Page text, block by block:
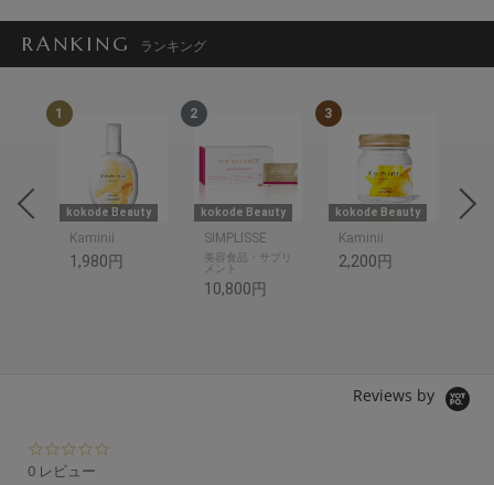
RANKING ランキング
1
kokode Beauty
Kaminii
1,980円
2
kokode Beauty
SIMPLISSE
美容食品・サプリ
メント
10,800円
3
kokode Beauty
Kaminii
2,200円
美
Reviews by
0 レビュー